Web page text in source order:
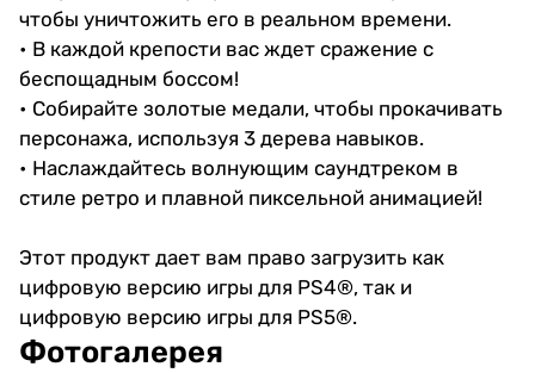
чтобы уничтожить его в реальном времени.
• В каждой крепости вас ждет сражение с
беспощадным боссом!
• Собирайте золотые медали, чтобы прокачивать
персонажа, используя 3 дерева навыков.
• Наслаждайтесь волнующим саундтреком в
стиле ретро и плавной пиксельной анимацией!
Этот продукт дает вам право загрузить как
цифровую версию игры для PS4®, так и
цифровую версию игры для PS5®.
Фотогалерея